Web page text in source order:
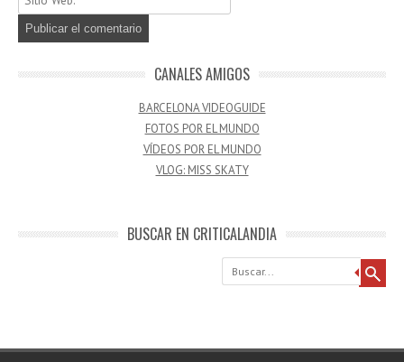
CANALES AMIGOS
BARCELONA VIDEOGUIDE
FOTOS POR EL MUNDO
VÍDEOS POR EL MUNDO
VLOG: MISS SKATY
BUSCAR EN CRITICALANDIA
Buscar